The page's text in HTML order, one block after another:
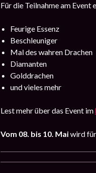
Für die Teilnahme am Event
Feurige Essenz
Beschleuniger
Mal des wahren Drachen
Diamanten
Golddrachen
und vieles mehr
Lest mehr über das Event im
Vom 08. bis 10. Maiwird